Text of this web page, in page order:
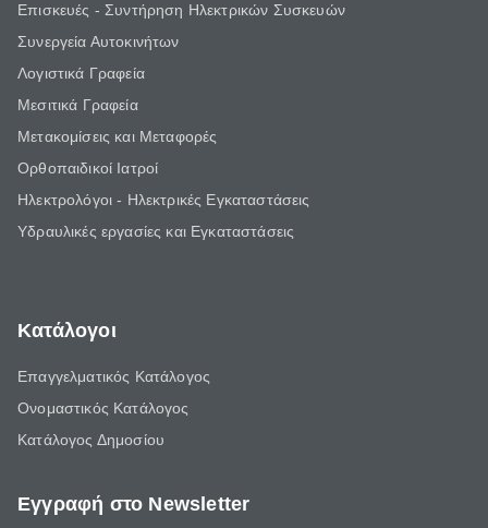
Επισκευές - Συντήρηση Ηλεκτρικών Συσκευών
Συνεργεία Αυτοκινήτων
Λογιστικά Γραφεία
Μεσιτικά Γραφεία
Μετακομίσεις και Μεταφορές
Ορθοπαιδικοί Ιατροί
Ηλεκτρολόγοι - Ηλεκτρικές Εγκαταστάσεις
Υδραυλικές εργασίες και Εγκαταστάσεις
Κατάλογοι
Επαγγελματικός Κατάλογος
Ονομαστικός Κατάλογος
Κατάλογος Δημοσίου
Εγγραφή στο Newsletter